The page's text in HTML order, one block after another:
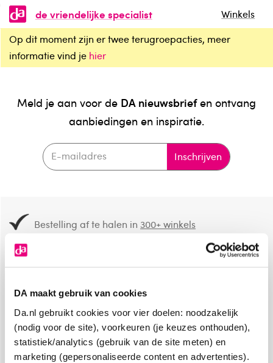
DA maakt gebruik van cookies
Da.nl gebruikt cookies voor vier doelen: noodzakelijk
(nodig voor de site), voorkeuren (je keuzes onthouden),
statistiek/analytics (gebruik van de site meten) en
marketing (gepersonaliseerde content en advertenties).
de vriendelijke specialist
Winkels
Op dit moment zijn er twee terugroepacties, meer
informatie vind je hier
Meld je aan voor de DA nieuwsbriefen ontvang
aanbiedingen en inspiratie.
Inschrijven
Bestelling af te halen in300+ winkels
8.6 uit4.106 reviews
Over DA
Klantenservice